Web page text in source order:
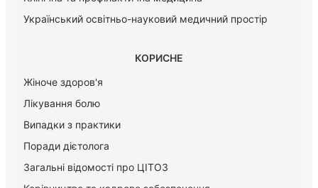
Український освітньо-науковий медичний простір
КОРИСНЕ
Жіноче здоров'я
Лікування болю
Випадки з практики
Поради дієтолога
Загальні відомості про ЦІТОЗ